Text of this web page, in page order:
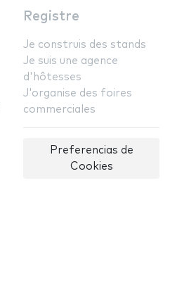
Registre
Je construis des stands
Je suis une agence
d'hôtesses
J'organise des foires
commerciales
Preferencias de
Cookies